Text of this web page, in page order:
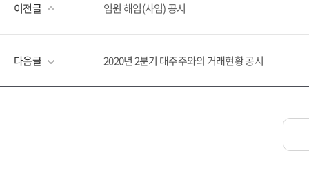
이전글 임원 해임(사임) 공시
다음글 2020년 2분기 대주주와의 거래현황 공시